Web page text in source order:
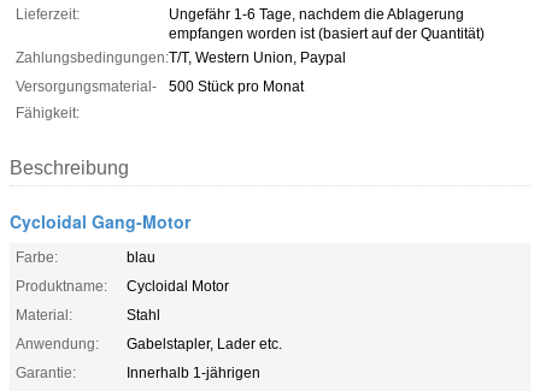
Lieferzeit:
Ungefähr 1-6 Tage, nachdem die Ablagerung
empfangen worden ist (basiert auf der Quantität)
Zahlungsbedingungen:T/T, Western Union, Paypal
Versorgungsmaterial-
Fähigkeit:
500 Stück pro Monat
Beschreibung
Cycloidal Gang-Motor
Farbe:
blau
Produktname:
Cycloidal Motor
Material:
Stahl
Anwendung:
Gabelstapler, Lader etc.
Garantie:
Innerhalb 1-jährigen